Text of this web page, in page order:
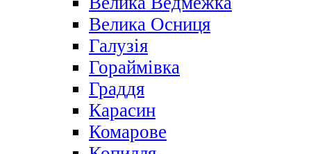
Велика Осниця
Галузія
Гораймівка
Граддя
Карасин
Комарове